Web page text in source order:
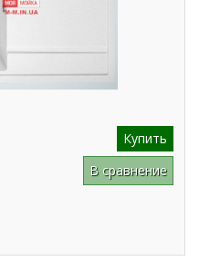
Купить
В сравнение